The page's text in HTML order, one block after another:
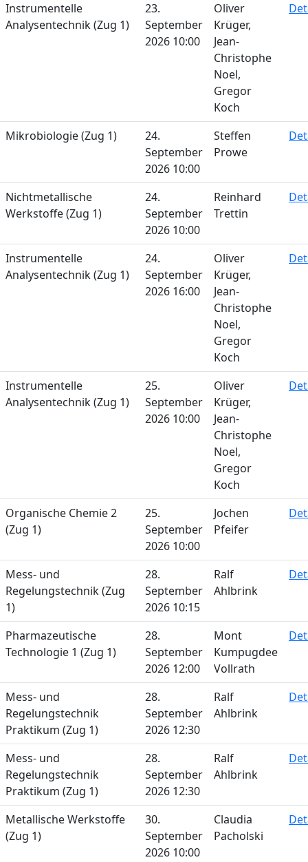
Instrumentelle
Analysentechnik (Zug 1)
23.
September
2026 10:00
Oliver
Krüger,
Jean-
Christophe
Noel,
Gregor
Koch
Mikrobiologie (Zug 1)
24.
September
2026 10:00
Steffen
Prowe
Nichtmetallische
Werkstoffe (Zug 1)
24.
September
2026 10:00
Reinhard
Trettin
Instrumentelle
Analysentechnik (Zug 1)
24.
September
2026 16:00
Oliver
Krüger,
Jean-
Christophe
Noel,
Gregor
Koch
Instrumentelle
Analysentechnik (Zug 1)
25.
September
2026 10:00
Oliver
Krüger,
Jean-
Christophe
Noel,
Gregor
Koch
Organische Chemie 2
(Zug 1)
25.
September
2026 10:00
Jochen
Pfeifer
Mess- und
Regelungstechnik (Zug
1)
28.
September
2026 10:15
Ralf
Ahlbrink
Pharmazeutische
Technologie 1 (Zug 1)
28.
September
2026 12:00
Mont
Kumpugdee
Vollrath
Mess- und
Regelungstechnik
Praktikum (Zug 1)
28.
September
2026 12:30
Ralf
Ahlbrink
Mess- und
Regelungstechnik
Praktikum (Zug 1)
28.
September
2026 12:30
Ralf
Ahlbrink
Metallische Werkstoffe
(Zug 1)
30.
September
2026 10:00
Claudia
Pacholski